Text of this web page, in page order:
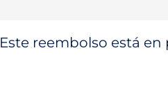
Este reembolso está